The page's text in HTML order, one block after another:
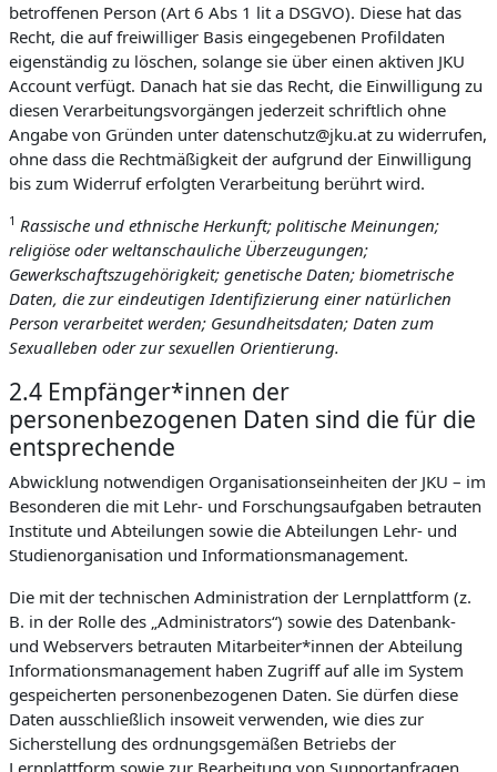
betroffenen Person (Art 6 Abs 1 lit a DSGVO). Diese hat das
Recht, die auf freiwilliger Basis eingegebenen Profildaten
eigenständig zu löschen, solange sie über einen aktiven JKU
Account verfügt. Danach hat sie das Recht, die Einwilligung zu
diesen Verarbeitungsvorgängen jederzeit schriftlich ohne
Angabe von Gründen unter datenschutz@jku.at zu widerrufen,
ohne dass die Rechtmäßigkeit der aufgrund der Einwilligung
bis zum Widerruf erfolgten Verarbeitung berührt wird.
1 Rassische und ethnische Herkunft; politische Meinungen;
religiöse oder weltanschauliche Überzeugungen;
Gewerkschaftszugehörigkeit; genetische Daten; biometrische
Daten, die zur eindeutigen Identifizierung einer natürlichen
Person verarbeitet werden; Gesundheitsdaten; Daten zum
Sexualleben oder zur sexuellen Orientierung.
2.4 Empfänger*innen der
personenbezogenen Daten sind die für die
entsprechende
Abwicklung notwendigen Organisationseinheiten der JKU – im
Besonderen die mit Lehr- und Forschungsaufgaben betrauten
Institute und Abteilungen sowie die Abteilungen Lehr- und
Studienorganisation und Informationsmanagement.
Die mit der technischen Administration der Lernplattform (z.
B. in der Rolle des „Administrators“) sowie des Datenbank-
und Webservers betrauten Mitarbeiter*innen der Abteilung
Informationsmanagement haben Zugriff auf alle im System
gespeicherten personenbezogenen Daten. Sie dürfen diese
Daten ausschließlich insoweit verwenden, wie dies zur
Sicherstellung des ordnungsgemäßen Betriebs der
Lernplattform sowie zur Bearbeitung von Supportanfragen